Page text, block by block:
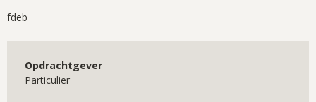
Opdrachtgever
Particulier
fdeb